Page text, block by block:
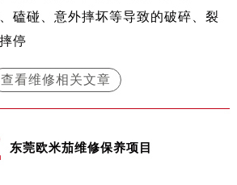
磕碰、意外摔坏等导致的破碎、裂
停
查看维修相关文章
东莞欧米茄维修保养项目